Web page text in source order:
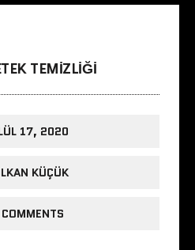
TEMIZLIĞI
17, 2020
KÜÇÜK